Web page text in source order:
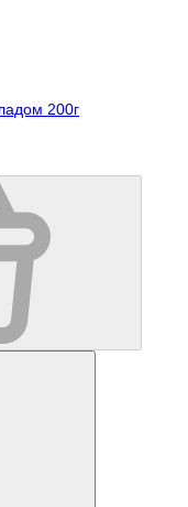
200г